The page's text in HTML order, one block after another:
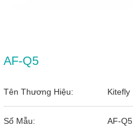
AF-Q5
Tên Thương Hiệu: Kitefly
Số Mẫu: AF-Q5